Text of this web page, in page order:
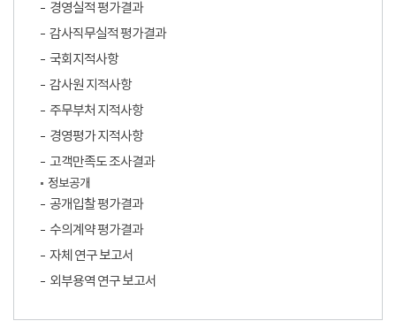
경영실적 평가결과
감사직무실적 평가결과
국회지적사항
감사원 지적사항
주무부처 지적사항
경영평가 지적사항
고객만족도 조사결과
정보공개
공개입찰 평가결과
수의계약 평가결과
자체 연구 보고서
외부용역 연구 보고서